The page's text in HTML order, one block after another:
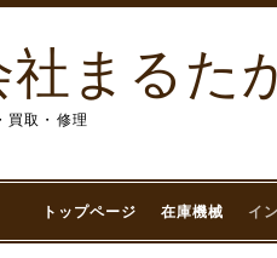
社まるた
買取・修理
トップページ 在庫機械 イ